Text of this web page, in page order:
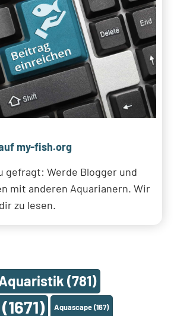
my-fish.org
gefragt: Werde Blogger und
mit anderen Aquarianern. Wir
zu lesen.
(781)
(1671) Aquascape(167)